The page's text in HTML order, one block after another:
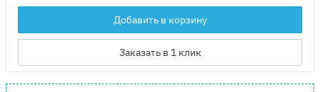
Добавить в корзину
Заказать в 1 клик